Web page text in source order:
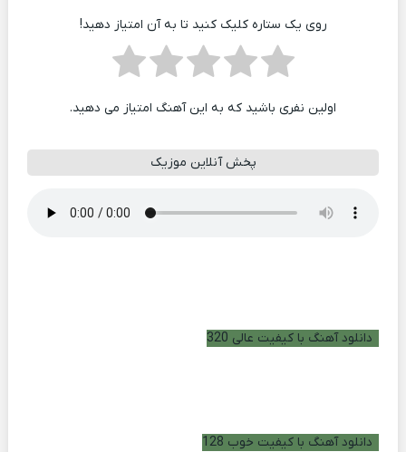
روی یک ستاره کلیک کنید تا به آن امتیاز دهید!
اولین نفری باشید که به این آهنگ امتیاز می دهید.
پخش آنلاین موزیک
دانلود آهنگ با کیفیت عالی 320
دانلود آهنگ با کیفیت خوب 128